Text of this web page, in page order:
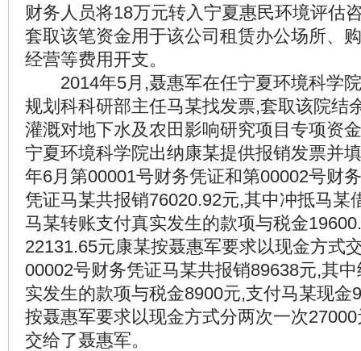
财务人员将18万元转入宁夏惠民环境评估
套取该笔资金用于该公司租赁办公场所、
经营等费用开支。
2014年5月,聂惠军在任宁夏环境科学院
规划科科研部主任马某找发票,套取该院结
灌溉对地下水及农田影响研究项目专项资
宁夏环境科学院出纳康某提供报销发票并
年6月第00001号财务凭证和第00002号财
凭证马某共报销76020.92元,其中冲抵马某
马某转账支付真实发生的款项与税金
22131.65元康某按聂惠军要求以现金方式
00002号财务凭证马某共报销89638元,其
实发生的款项与税金8900元,支付马某现金
按聂惠军要求以现金方式分两次一次
交给了聂惠军。